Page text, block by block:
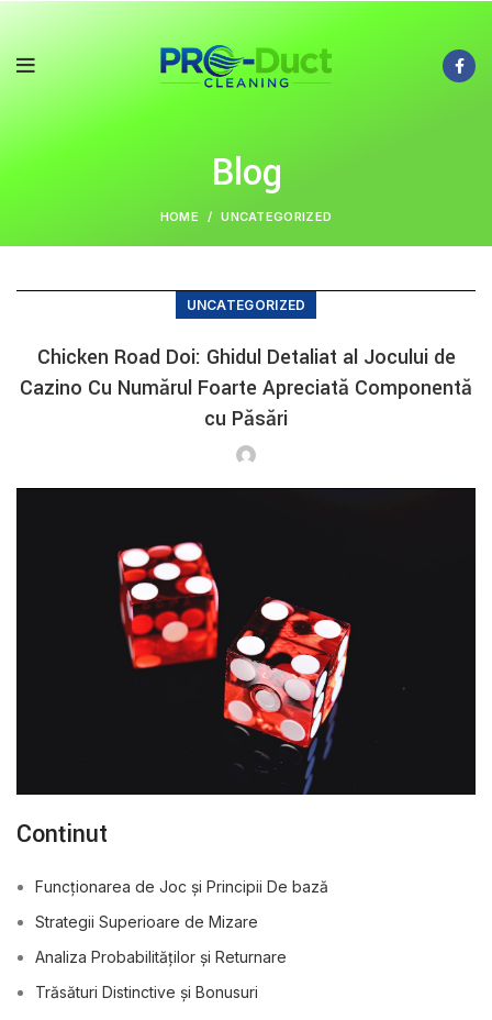
Blog
HOME UNCATEGORIZED
UNCATEGORIZED
Chicken Road Doi: Ghidul Detaliat al Jocului de
Cazino Cu Numărul Foarte Apreciată Componentă
cu Păsări
Conținut
Funcționarea de Joc și Principii De bază
Strategii Superioare de Mizare
Analiza Probabilităților și Returnare
Trăsături Distinctive și Bonusuri